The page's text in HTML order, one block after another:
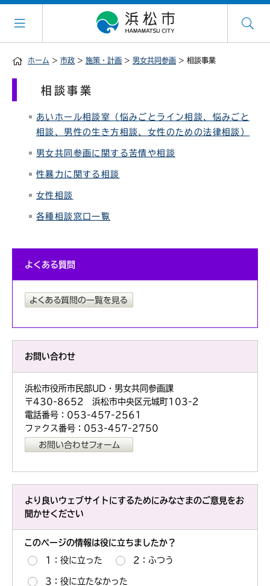
ホーム > 市政 > 施策・計画 > 男女共同参画 > 相談事業
相談事業
あいホール相談室（悩みごとライン相談、悩みごと
相談、男性の生き方相談、女性のための法律相談）
男女共同参画に関する苦情や相談
性暴力に関する相談
女性相談
各種相談窓口一覧
よくある質問
お問い合わせ
浜松市役所市民部UD・男女共同参画課
〒430-8652 浜松市中央区元城町103-2
電話番号：053-457-2561
ファクス番号：053-457-2750
より良いウェブサイトにするためにみなさまのご意見をお
聞かせください
このページの情報は役に立ちましたか？
1：役に立った 2：ふつう
3：役に立たなかった